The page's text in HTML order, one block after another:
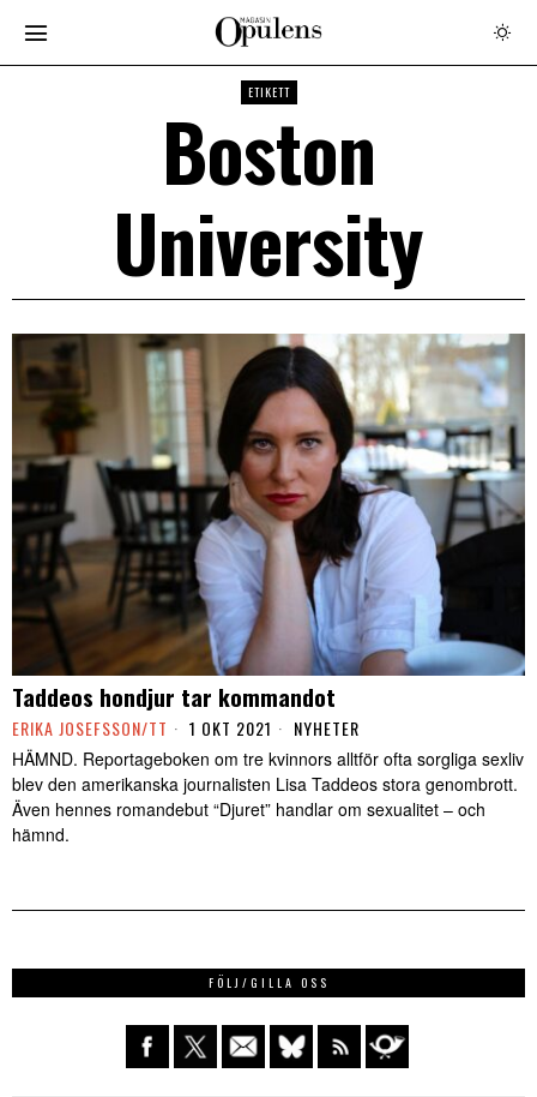
ETIKETT
Boston
University
Taddeos hondjur tar kommandot
ERIKA JOSEFSSON/TT 1 OKT 2021 NYHETER
HÄMND. Reportageboken om tre kvinnors alltför ofta sorgliga sexliv
blev den amerikanska journalisten Lisa Taddeos stora genombrott.
Även hennes romandebut “Djuret” handlar om sexualitet – och
hämnd.
FÖLJ/GILLA OSS